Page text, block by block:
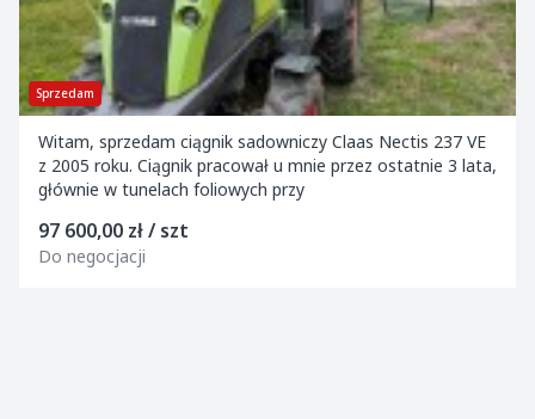
Sprzedam
Witam, sprzedam ciągnik sadowniczy Claas Nectis 237 VE
z 2005 roku. Ciągnik pracował u mnie przez ostatnie 3 lata,
głównie w tunelach foliowych przy
97 600,00 zł / szt
Do negocjacji